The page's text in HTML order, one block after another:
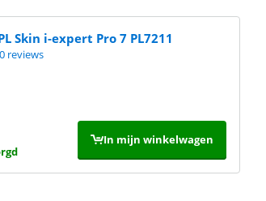
Skin i-expert Pro 7 PL7211
reviews
In mijn winkelwagen